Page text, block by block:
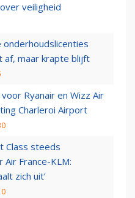
veiligheid
af, maar krapte blijft
Ryanair en Wizz Air
Charleroi Airport
Class steeds
France-KLM:
zich uit’